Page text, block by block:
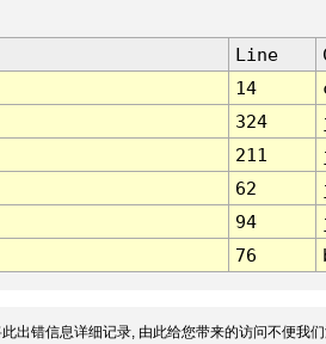
Line
14
324
211
62
94
76
出错信息详细记录, 由此给您带来的访问不便我